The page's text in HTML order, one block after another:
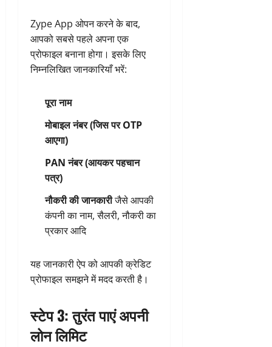
Zype App ओपन करने के बाद,
आपको सबसे पहले अपना एक
प्रोफाइल बनाना होगा। इसके लिए
निम्नलिखित जानकारियाँ भरें:
पूरा नाम
मोबाइल नंबर (जिस पर OTP
आएगा)
PAN नंबर (आयकर पहचान
पत्र)
नौकरी की जानकारीजैसे आपकी
कंपनी का नाम, सैलरी, नौकरी का
प्रकार आदि
यह जानकारी ऐप को आपकी क्रेडिट
प्रोफाइल समझने में मदद करती है।
स्टेप 3: तुरंत पाएं अपनी
लोन लिमिट